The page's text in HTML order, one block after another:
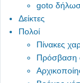
goto
Δείκτες
Πολοί
Πίνακες
Πρόσβαση